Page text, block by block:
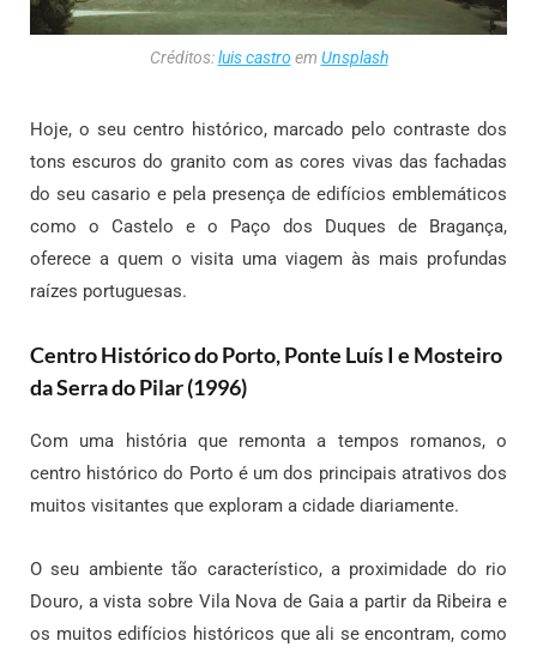
Créditos:luis castro em Unsplash
Hoje, o seu centro histórico, marcado pelo contraste dos
tons escuros do granito com as cores vivas das fachadas
do seu casario e pela presença de edifícios emblemáticos
como o Castelo e o Paço dos Duques de Bragança,
oferece a quem o visita uma viagem às mais profundas
raízes portuguesas.
Centro Histórico do Porto, Ponte Luís I e Mosteiro
da Serra do Pilar (1996)
Com uma história que remonta a tempos romanos, o
centro histórico do Porto é um dos principais atrativos dos
muitos visitantes que exploram a cidade diariamente.
O seu ambiente tão característico, a proximidade do rio
Douro, a vista sobre Vila Nova de Gaia a partir da Ribeira e
os muitos edifícios históricos que ali se encontram, como